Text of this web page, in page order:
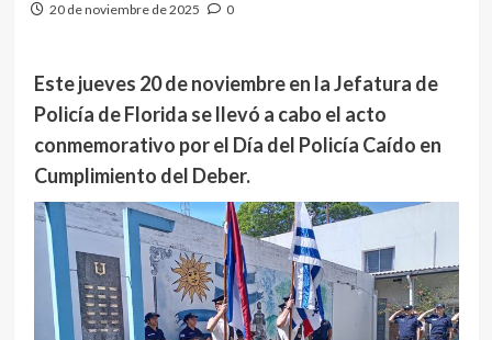
20 de noviembre de 2025 0
Este jueves 20 de noviembre en la Jefatura de
Policía de Florida se llevó a cabo el acto
conmemorativo por el Día del Policía Caído en
Cumplimiento del Deber.